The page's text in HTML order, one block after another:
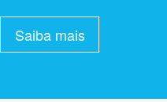
Saiba mais